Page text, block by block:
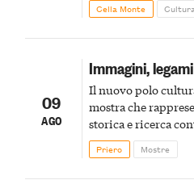
Cella Monte
09
AGO
Immagini,
Il nuovo polo
mostra che
storica e ricerca
Priero Mostre